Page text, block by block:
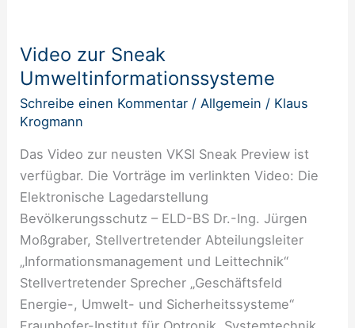
Video zur Sneak
Umweltinformationssysteme
Schreibe einen Kommentar / Allgemein / Klaus
Krogmann
Das Video zur neusten VKSI Sneak Preview ist
verfügbar. Die Vorträge im verlinkten Video: Die
Elektronische Lagedarstellung
Bevölkerungsschutz – ELD-BS Dr.-Ing. Jürgen
Moßgraber, Stellvertretender Abteilungsleiter
„Informationsmanagement und Leittechnik“
Stellvertretender Sprecher „Geschäftsfeld
Energie-, Umwelt- und Sicherheitssysteme“
Sneak
Umweltinformationssysteme